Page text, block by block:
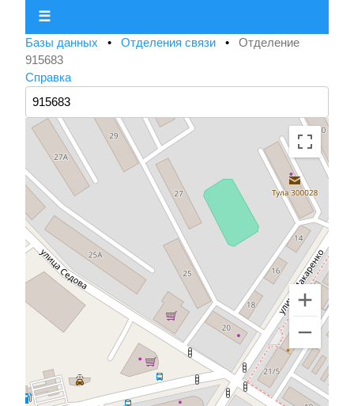
☰
Базы данных • Отделения связи • Отделение
915683
Справка